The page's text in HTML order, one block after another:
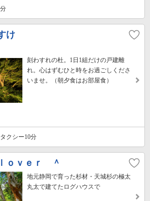
け
刻わすれの杜。1日1組だけの戸建離
れ。心はずむひと時をお過ごしくださ
いませ。（朝夕食はお部屋食）
クシー10分
ｏｖｅｒ ＾
地元静岡で育った杉材・天城杉の極太
丸太で建てたログハウスで